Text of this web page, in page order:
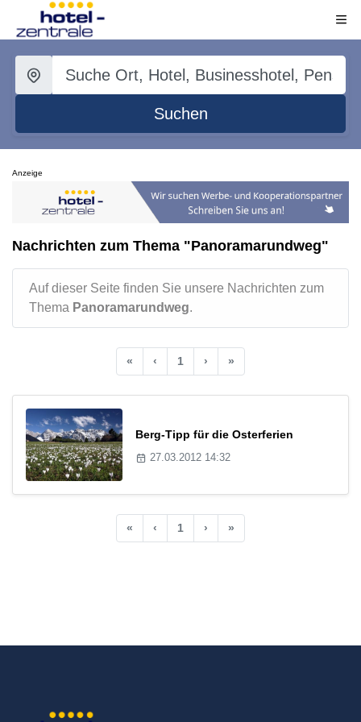
Suchen
Anzeige
Nachrichten zum Thema "Panoramarundweg"
Auf dieser Seite finden Sie unsere Nachrichten zum
Thema Panoramarundweg.
« ‹ 1 › »
Berg-Tipp für die Osterferien
27.03.2012 14:32
« ‹ 1 › »